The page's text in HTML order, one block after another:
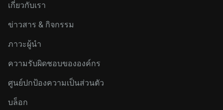
เกี่ยวกับเรา
ข่าวสาร & กิจกรรม
ภาวะผู้นำ
ความรับผิดชอบขององค์กร
ศูนย์ปกป้องความเป็นส่วนตัว
บล็อก